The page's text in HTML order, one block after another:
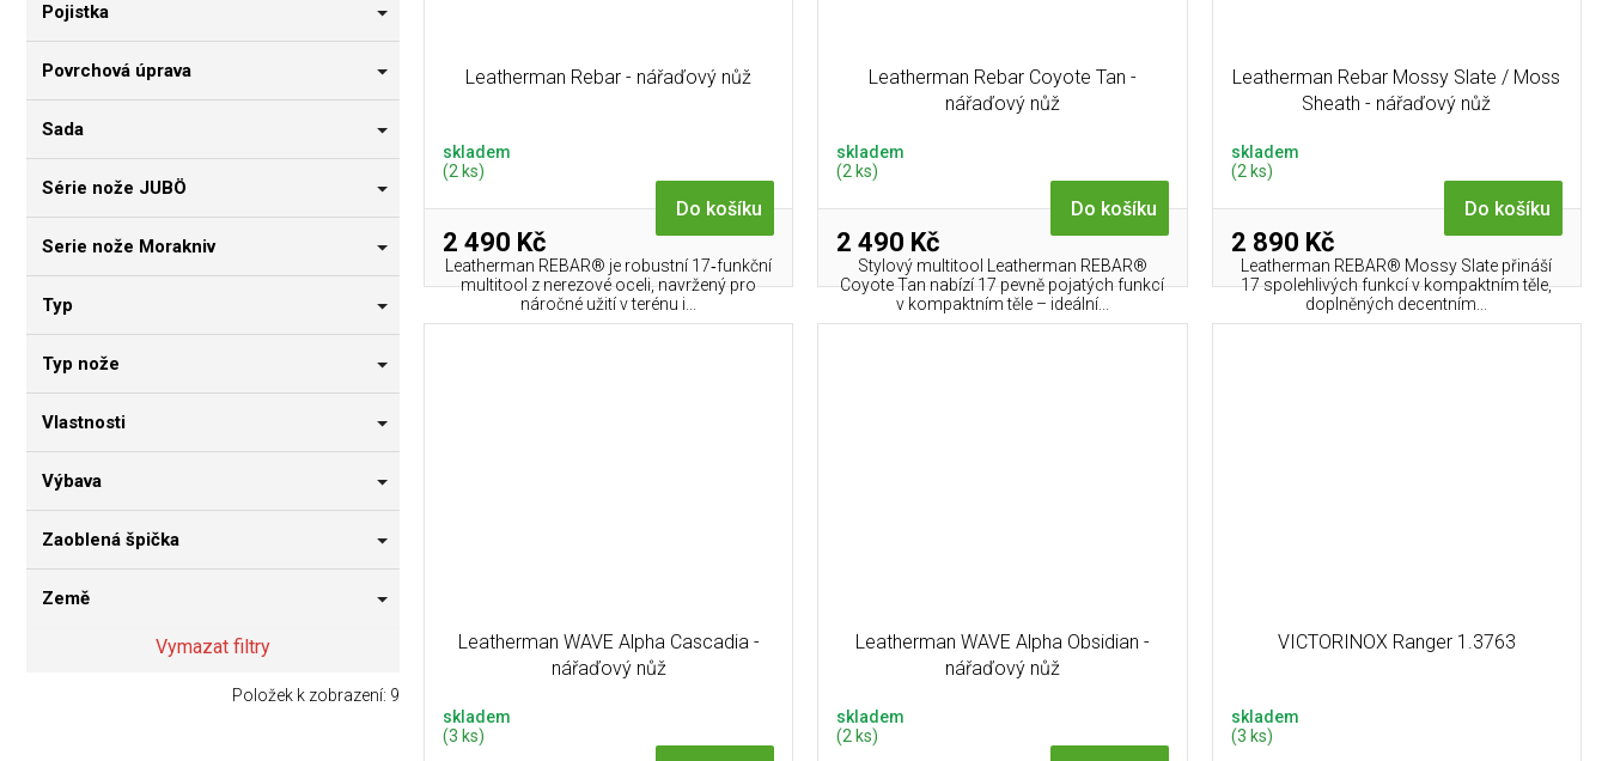
Pojistka
Povrchová úprava
Sada
Série nože JUBÖ
Serie nože Morakniv
Typ
Typ nože
Vlastnosti
Výbava
Zaoblená špička
Země
Vymazat filtry
Položek k zobrazení: 9
Leatherman Rebar - nářaďový nůž
skladem
(2 ks)
2 490 Kč
Do košíku
Leatherman REBAR® je robustní 17‑funkční
multitool z nerezové oceli, navržený pro
náročné užití v terénu i...
Leatherman Rebar Coyote Tan -
nářaďový nůž
skladem
(2 ks)
2 490 Kč
Do košíku
Stylový multitool Leatherman REBAR®
Coyote Tan nabízí 17 pevně pojatých funkcí
v kompaktním těle – ideální...
Leatherman Rebar Mossy Slate / Moss
Sheath - nářaďový nůž
skladem
(2 ks)
2 890 Kč
Do košíku
Leatherman REBAR® Mossy Slate přináší
17 spolehlivých funkcí v kompaktním těle,
doplněných decentním...
Leatherman WAVE Alpha Cascadia -
nářaďový nůž
skladem
(3 ks)
Leatherman WAVE Alpha Obsidian -
nářaďový nůž
skladem
(2 ks)
VICTORINOX Ranger 1.3763
skladem
(3 ks)